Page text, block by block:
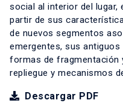
social al interior del lugar,
partir de sus
de nuevos segmentos
emergentes, sus
formas de fragmentación
repliegue y mecanismos
Descargar PDF